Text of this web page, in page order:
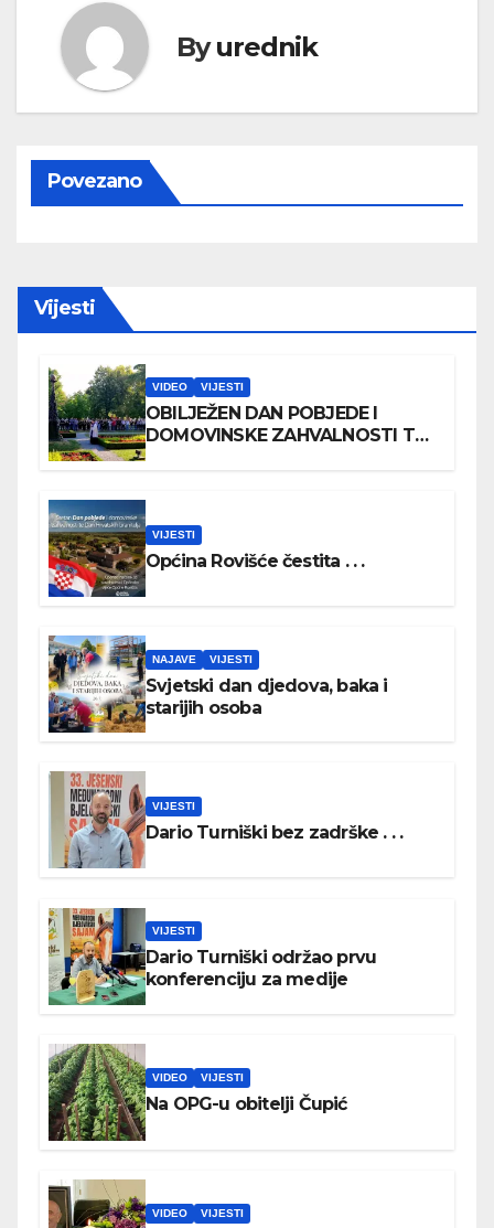
Byurednik
Povezano
Vijesti
VIDEO VIJESTI
OBILJEŽEN DAN POBJEDE I
DOMOVINSKE ZAHVALNOSTI TE
VIJESTI
Općina Rovišće čestita . . .
NAJAVE VIJESTI
Svjetski dan djedova, baka i
starijih osoba
VIJESTI
Dario Turniški bez zadrške . . .
VIJESTI
Dario Turniški održao prvu
konferenciju za medije
VIDEO VIJESTI
Na OPG-u obitelji Čupić
VIDEO VIJESTI